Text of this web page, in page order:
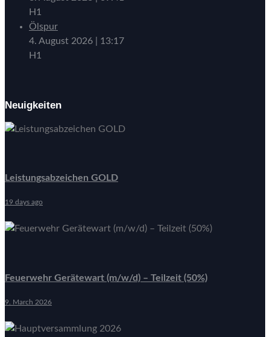
H1
Ölspur
4. August 2026
13:17
H1
Neuigkeiten
Leistungsabzeichen GOLD
19 days ago
Feuerwehr Gerätewart (m/w/d) – Teilzeit (50%)
9. March 2026